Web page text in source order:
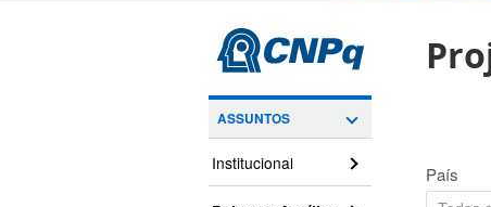
ASSUNTOS
Institucional País